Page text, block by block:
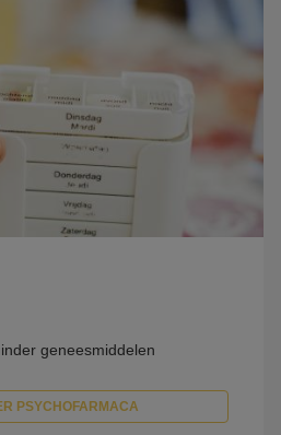
geneesmiddelen
PSYCHOFARMACA